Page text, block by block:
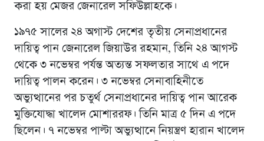
করা হয় মেজর জেনারেল সফিউল্লাহকে।
১৯৭৫ সালের ২৪ অগাস্ট দেশের তৃতীয় সেনাপ্রধানের
দায়িত্ব পান জেনারেল জিয়াউর রহমান, তিনি ২৪ আগস্ট
থেকে ৩ নভেম্বর পর্যন্ত অত্যন্ত সফলতার সাথে এ পদে
দায়িত্ব পালন করেন। ৩ নভেম্বর সেনাবাহিনীতে
অভ্যুত্থানের পর চতুর্থ সেনাপ্রধানের দায়িত্ব পান আরেক
মুক্তিযোদ্ধা খালেদ মোশাররফ। তিনি মাত্র ৫ দিন এ পদে
ছিলেন। ৭ নভেম্বর পাল্টা অভ্যুত্থানে নিয়ন্ত্রণ হারান খালেদ